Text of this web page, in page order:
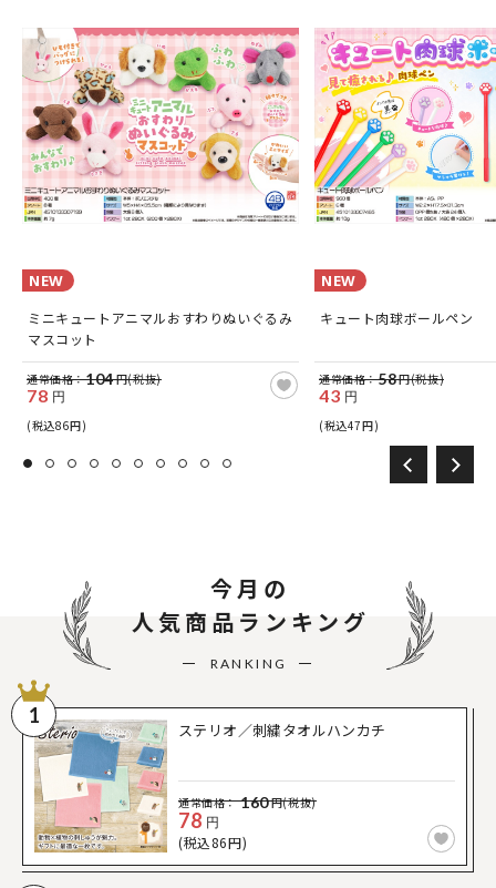
NEW
ミニキュートアニマルおすわりぬいぐるみ
マスコット
通常価格：104円(税抜)
78 円
(税込86円)
NEW
キュート肉球ボールペン
通常価格：58円(税抜)
43 円
(税込47円)
今月の
人気商品ランキング
RANKING
1
ステリオ／刺繍タオルハンカチ
通常価格： 160円(税抜)
78 円
(税込86円)